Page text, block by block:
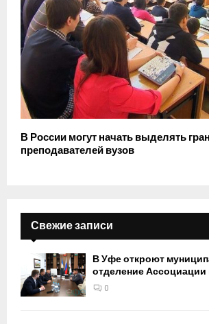
В России могут начать выделять
преподавателей вузов
Свежие записи
В Уфе откроют
отделение
0